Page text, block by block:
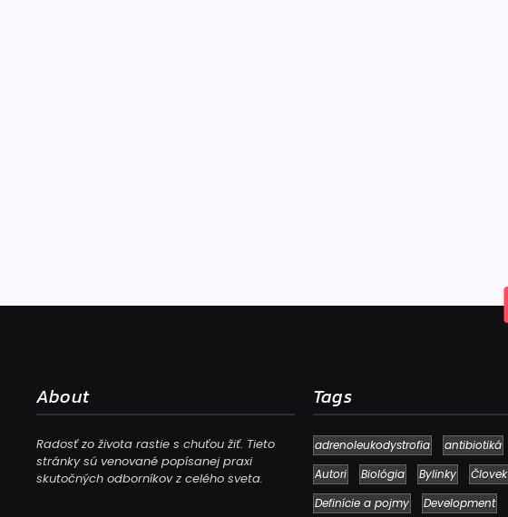
About
Radosť zo života rastie s chuťou žiť. Tieto
stránky sú venované popísanej praxi
skutočných odborníkov z celého sveta.
Tags
adrenoleukodystrofia antibiotiká
Autori
Biológia Bylinky
Človek
Definície a pojmy
Development